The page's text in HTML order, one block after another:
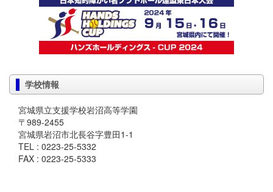
学校情報
宮城県立支援学校岩沼高等学園
〒989-2455
宮城県岩沼市北長谷字豊田1-1
TEL : 0223-25-5332
FAX : 0223-25-5333